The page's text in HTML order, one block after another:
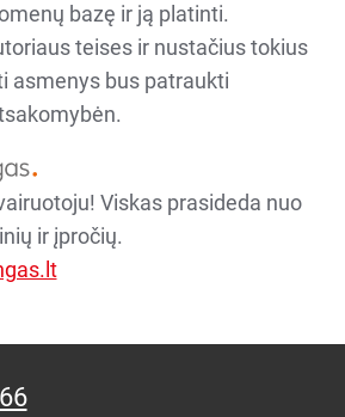
bazę ir ją platinti.
teises ir nustačius tokius
asmenys bus patraukti
Viskas prasideda nuo
ir įpročių.